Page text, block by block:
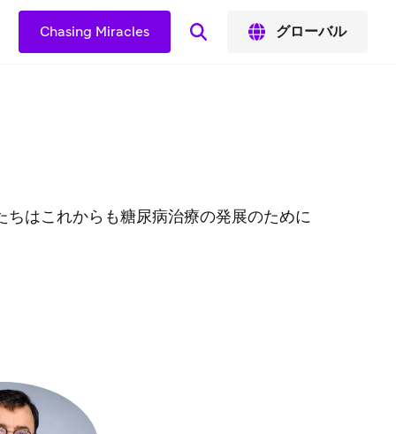
Chasing Miracles グローバル
はこれからも糖尿病治療の発展のために